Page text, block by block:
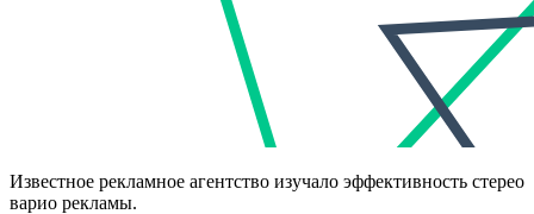
Известное рекламное агентство изучало эффективность стерео
варио рекламы.